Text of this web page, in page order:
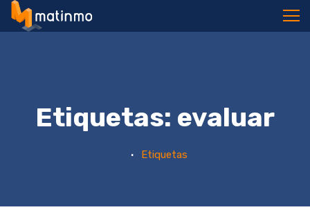
meloArray
Etiquetas: evaluar
Etiquetas